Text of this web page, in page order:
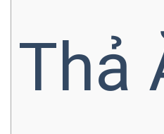
Thả